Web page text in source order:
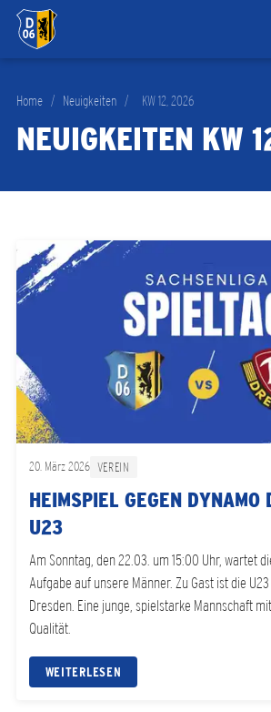
Home / Neuigkeiten / KW 12, 2026
NEUIGKEITEN KW
20. März 2026 VEREIN
HEIMSPIEL GEGEN DYNAMO
U23
Am Sonntag, den 22.03. um 15:00 Uhr, wartet
Aufgabe auf unsere Männer. Zu Gast ist die
Dresden. Eine junge, spielstarke Mannschaft
Qualität.
WEITERLESEN